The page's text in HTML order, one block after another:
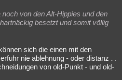
von den Alt-Hippies und den
besetzt und somit völlig
sich die einen mit den
nie ablehnung - oder distanz . .
von old-Punkt - und old-